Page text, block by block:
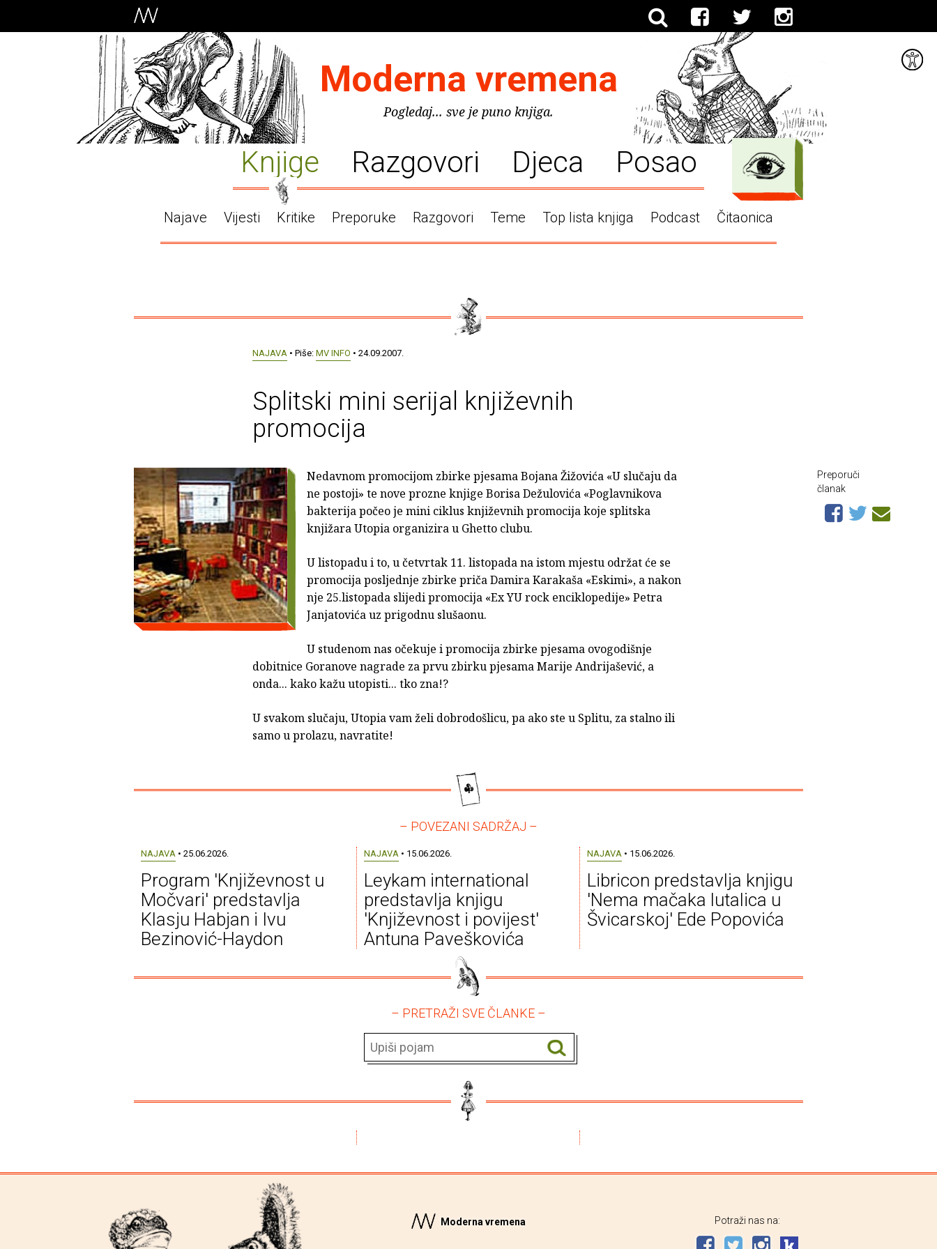
Moderna vremena
Pogledaj... sve je puno knjiga.
Knjige Razgovori Djeca Posao
Najave Vijesti Kritike Preporuke Razgovori Teme Top lista knjiga Podcast Čitaonica
NAJAVA • Piše: MV INFO • 24.09.2007.
Splitski mini serijal književnih
promocija
Nedavnom promocijom zbirke pjesama Bojana Žižovića «U slučaju da
ne postoji» te nove prozne knjige Borisa Dežulovića «Poglavnikova
bakterija počeo je mini ciklus književnih promocija koje splitska
knjižara Utopia organizira u Ghetto clubu.
U listopadu i to, u četvrtak 11. listopada na istom mjestu održat će se
promocija posljednje zbirke priča Damira Karakaša «Eskimi», a nakon
nje 25.listopada slijedi promocija «Ex YU rock enciklopedije» Petra
Janjatovića uz prigodnu slušaonu.
U studenom nas očekuje i promocija zbirke pjesama ovogodišnje
dobitnice Goranove nagrade za prvu zbirku pjesama Marije Andrijašević, a
onda... kako kažu utopisti... tko zna!?
U svakom slučaju, Utopia vam želi dobrodošlicu, pa ako ste u Splitu, za stalno ili
samo u prolazu, navratite!
Preporuči
članak
– POVEZANI SADRŽAJ –
NAJAVA• 25.06.2026.
Program 'Književnost u
Močvari' predstavlja
Klasju Habjan i Ivu
Bezinović-Haydon
NAJAVA• 15.06.2026.
Leykam international
predstavlja knjigu
'Književnost i povijest'
Antuna Paveškovića
NAJAVA• 15.06.2026.
Libricon predstavlja knjigu
'Nema mačaka lutalica u
Švicarskoj' Ede Popovića
– PRETRAŽI SVE ČLANKE –
Moderna vremena Potraži nas na: